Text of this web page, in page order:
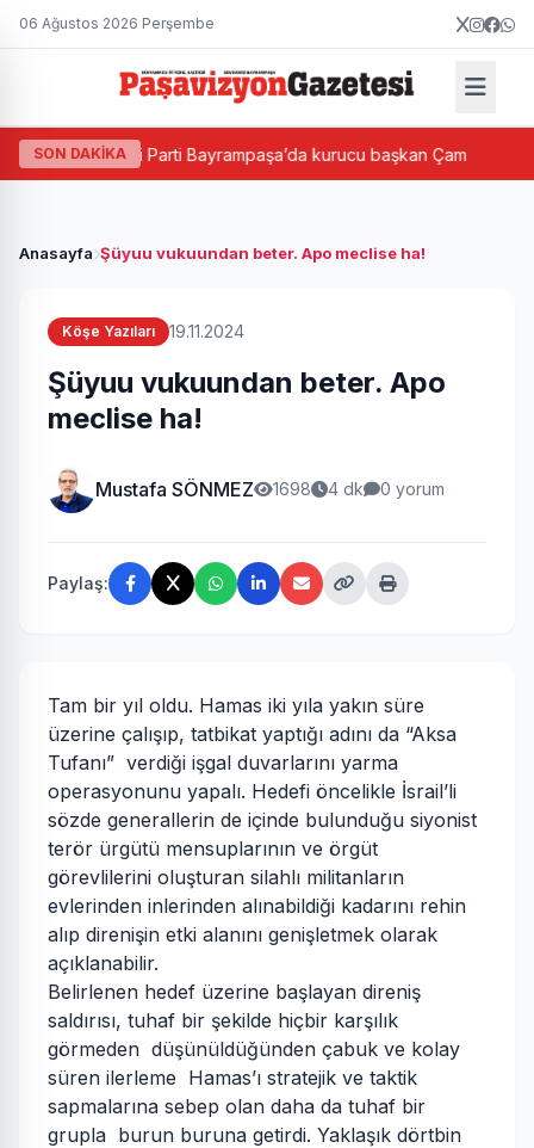
06 Ağustos 2026 Perşembe
SON DAKİKAYeni Parti Bayrampaşa’da kurucu başkan Çam
Anasayfa Şüyuu vukuundan beter. Apo meclise ha!
Köşe Yazıları 19.11.2024
Şüyuu vukuundan beter. Apo
meclise ha!
Mustafa SÖNMEZ 1698 4 dk 0 yorum
Paylaş:
Tam bir yıl oldu. Hamas iki yıla yakın süre
üzerine çalışıp, tatbikat yaptığı adını da “Aksa
Tufanı” verdiği işgal duvarlarını yarma
operasyonunu yapalı. Hedefi öncelikle İsrail’li
sözde generallerin de içinde bulunduğu siyonist
terör ürgütü mensuplarının ve örgüt
görevlilerini oluşturan silahlı militanların
evlerinden inlerinden alınabildiği kadarını rehin
alıp direnişin etki alanını genişletmek olarak
açıklanabilir.
Belirlenen hedef üzerine başlayan direniş
saldırısı, tuhaf bir şekilde hiçbir karşılık
görmeden düşünüldüğünden çabuk ve kolay
süren ilerleme Hamas’ı stratejik ve taktik
sapmalarına sebep olan daha da tuhaf bir
grupla burun buruna getirdi. Yaklaşık dörtbin